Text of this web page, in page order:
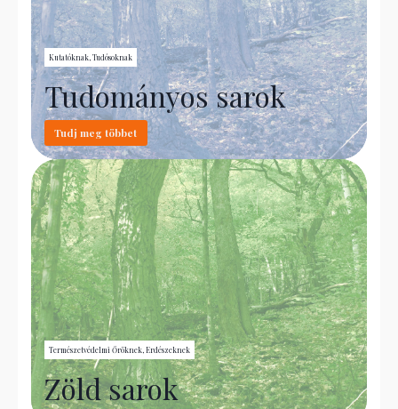
Kutatóknak, Tudósoknak
Tudományos sarok
Tudj meg többet
Természetvédelmi Őröknek, Erdészeknek
Zöld sarok